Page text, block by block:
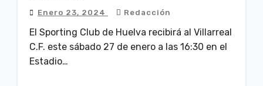
Enero 23, 2024 Redacción
El Sporting Club de Huelva recibirá al Villarreal
C.F. este sábado 27 de enero a las 16:30 en el
Estadio…